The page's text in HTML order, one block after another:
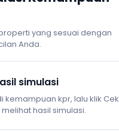
yang sesuai dengan
Anda.
simulasi
kemampuan kpr, lalu klik Cek
hasil simulasi.